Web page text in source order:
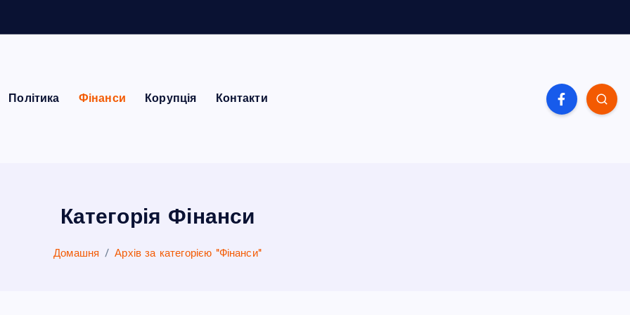
Політика Фінанси Корупція Контакти
Категорія Фінанси
Домашня Архів за категорією "Фінанси"